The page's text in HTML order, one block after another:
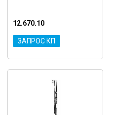
12.670.10
ЗАПРОС КП